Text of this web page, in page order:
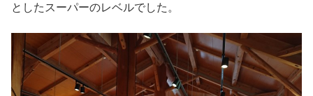
としたスーパーのレベルでした。